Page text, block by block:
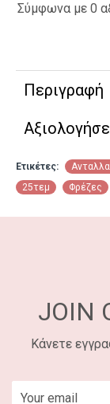
Σύμφωνα με 0
Περιγραφή
Ετικέτες:
25τεμ
Φρέζες
JOIN
Κάνετε